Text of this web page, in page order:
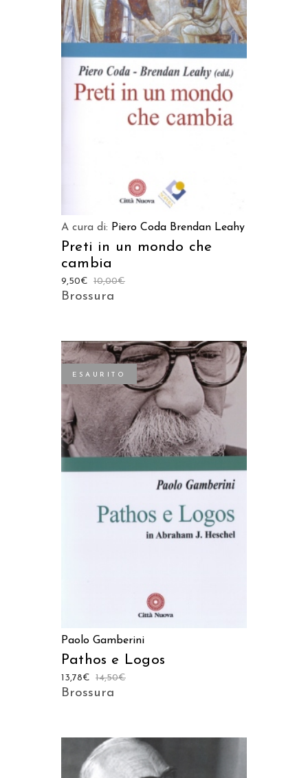
LEGGI TUTTO
A cura di: Piero Coda Brendan Leahy
Preti in un mondo che
cambia
10,00€
9,50€
Brossura
ESAURITO
LEGGI TUTTO
Paolo Gamberini
Pathos e Logos
14,50€
13,78€
Brossura